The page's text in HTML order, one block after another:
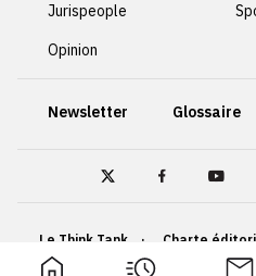
Jurispeople
Opinion
Newsletter Glossaire
Le Think Tank Charte
Politique de